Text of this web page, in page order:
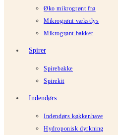
Øko mikrogrønt frø
Mikrogrønt vækstlys
Mikrogrønt bakker
Spirer
Spirebakke
Spirekit
Indendørs
Indendørs køkkenhave
Hydroponisk dyrkning